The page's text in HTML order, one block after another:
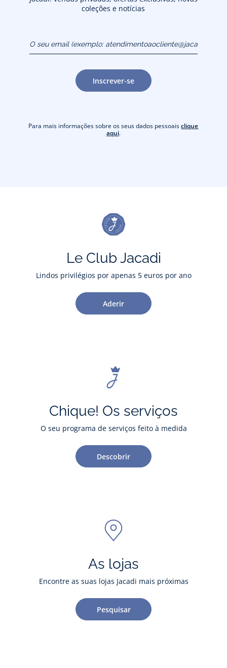
coleções e notícias
atendimentoaocliente@jacadi.pt)
Inscrever-se
Para mais informações sobre os seus dados pessoaisclique
aqui.
Le Club Jacadi
Lindos privilégios por apenas 5 euros por ano
Aderir
Chique! Os serviços
O seu programa de serviços feito à medida
Descobrir
As lojas
Encontre as suas lojas Jacadi mais próximas
Pesquisar